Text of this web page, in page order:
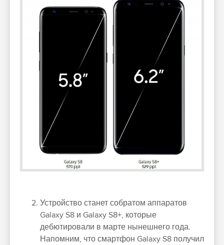
Устройство станет собратом аппаратов
Galaxy S8 и Galaxy S8+, которые
дебютировали в марте нынешнего года.
Напомним, что смартфон Galaxy S8 получил